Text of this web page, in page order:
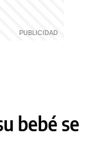
bebé se